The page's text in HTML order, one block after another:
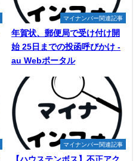
マイナンバー関連記事
年賀状、郵便局で受け付け開
始 25日までの投函呼びかけ -
au Webポータル
マイナンバー関連記事
【ハウステンボス】不正アク